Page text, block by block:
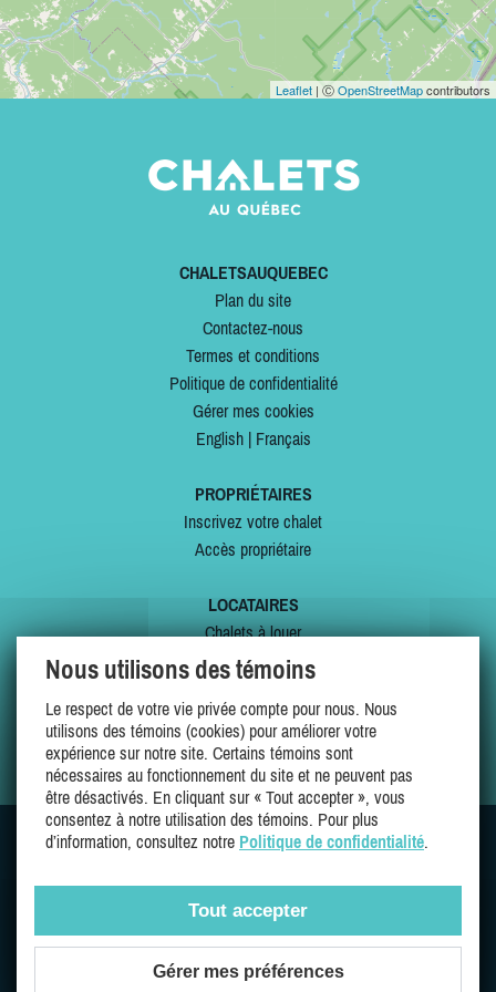
Leaflet | ⒸOpenStreetMapcontributors
CHALETSAUQUEBEC
Plan du site
Contactez-nous
Termes et conditions
Politique de confidentialité
Gérer mes cookies
English| Français
PROPRIÉTAIRES
Inscrivez votre chalet
Accès propriétaire
LOCATAIRES
Chalets à louer
Chalets à vendre
Offres spéciales
Mes favoris
SUIVEZ-NOUS SUR
Une entreprise 100% québécoise et fière de l'être
Nous utilisons des témoins
Le respect de votre vie privée compte pour nous. Nous
utilisons des témoins (cookies) pour améliorer votre
expérience sur notre site. Certains témoins sont
nécessaires au fonctionnement du site et ne peuvent pas
être désactivés. En cliquant sur « Tout accepter », vous
consentez à notre utilisation des témoins. Pour plus
d’information, consultez notre Politique de confidentialité.
Tout accepter
Gérer mes préférences